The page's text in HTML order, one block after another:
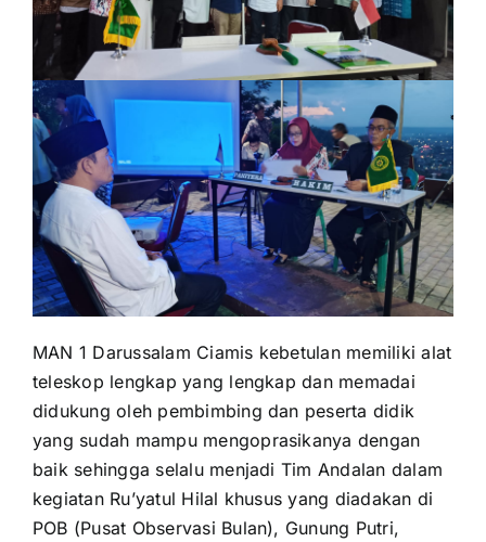
MAN 1 Darussalam Ciamis kebetulan memiliki alat
teleskop lengkap yang lengkap dan memadai
didukung oleh pembimbing dan peserta didik
yang sudah mampu mengoprasikanya dengan
baik sehingga selalu menjadi Tim Andalan dalam
kegiatan Ru’yatul Hilal khusus yang diadakan di
POB (Pusat Observasi Bulan), Gunung Putri,